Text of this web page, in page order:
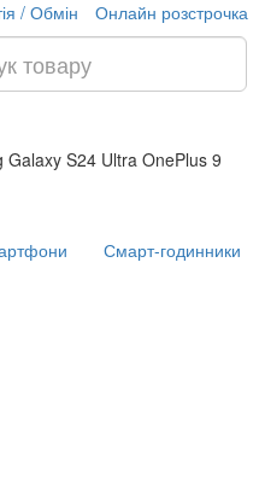
/ Обмін Онлайн розстрочка
Galaxy S24 Ultra OnePlus 9
Смарт-годинники